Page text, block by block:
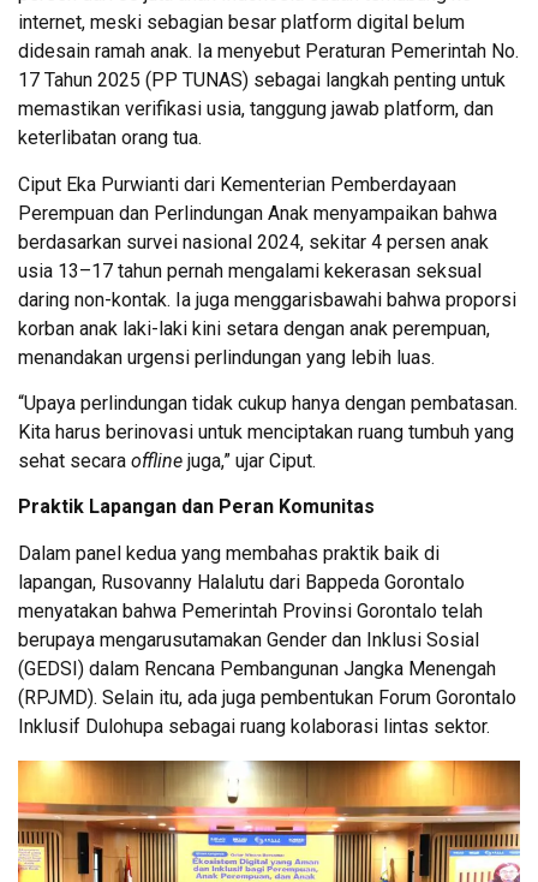
internet, meski sebagian besar platform digital belum
didesain ramah anak. Ia menyebut Peraturan Pemerintah No.
17 Tahun 2025 (PP TUNAS) sebagai langkah penting untuk
memastikan verifikasi usia, tanggung jawab platform, dan
keterlibatan orang tua.
Ciput Eka Purwianti dari Kementerian Pemberdayaan
Perempuan dan Perlindungan Anak menyampaikan bahwa
berdasarkan survei nasional 2024, sekitar 4 persen anak
usia 13–17 tahun pernah mengalami kekerasan seksual
daring non-kontak. Ia juga menggarisbawahi bahwa proporsi
korban anak laki-laki kini setara dengan anak perempuan,
menandakan urgensi perlindungan yang lebih luas.
“Upaya perlindungan tidak cukup hanya dengan pembatasan.
Kita harus berinovasi untuk menciptakan ruang tumbuh yang
sehat secara offline juga,” ujar Ciput.
Praktik Lapangan dan Peran Komunitas
Dalam panel kedua yang membahas praktik baik di
lapangan, Rusovanny Halalutu dari Bappeda Gorontalo
menyatakan bahwa Pemerintah Provinsi Gorontalo telah
berupaya mengarusutamakan Gender dan Inklusi Sosial
(GEDSI) dalam Rencana Pembangunan Jangka Menengah
(RPJMD). Selain itu, ada juga pembentukan Forum Gorontalo
Inklusif Dulohupa sebagai ruang kolaborasi lintas sektor.